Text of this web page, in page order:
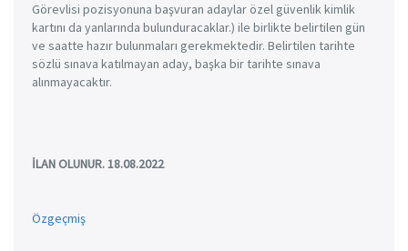
Görevlisi pozisyonuna başvuran adaylar özel güvenlik kimlik
kartını da yanlarında bulunduracaklar.) ile birlikte belirtilen gün
ve saatte hazır bulunmaları gerekmektedir. Belirtilen tarihte
sözlü sınava katılmayan aday, başka bir tarihte sınava
alınmayacaktır.
İLAN OLUNUR. 18.08.2022
Özgeçmiş